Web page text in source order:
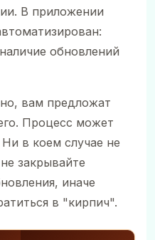
В приложении
обновлений
вам предложат
Процесс может
в коем случае не
закрывайте
иначе
в "кирпич".